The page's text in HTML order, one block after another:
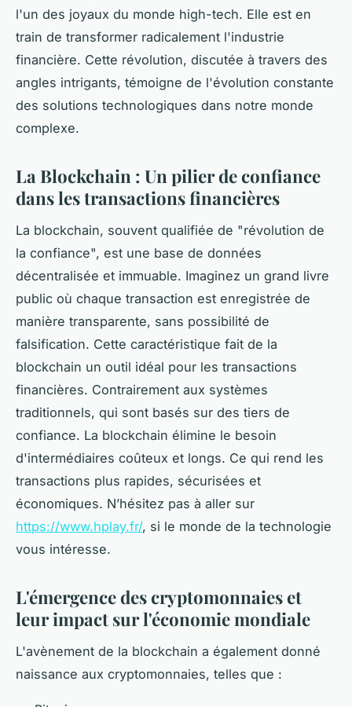
l'un des joyaux du monde high-tech. Elle est en
train de transformer radicalement l'industrie
financière. Cette révolution, discutée à travers des
angles intrigants, témoigne de l'évolution constante
des solutions technologiques dans notre monde
complexe.
La Blockchain : Un pilier de confiance
dans les transactions financières
La blockchain, souvent qualifiée de "révolution de
la confiance", est une base de données
décentralisée et immuable. Imaginez un grand livre
public où chaque transaction est enregistrée de
manière transparente, sans possibilité de
falsification. Cette caractéristique fait de la
blockchain un outil idéal pour les transactions
financières. Contrairement aux systèmes
traditionnels, qui sont basés sur des tiers de
confiance. La blockchain élimine le besoin
d'intermédiaires coûteux et longs. Ce qui rend les
transactions plus rapides, sécurisées et
économiques. N’hésitez pas à aller sur
https://www.hplay.fr/, si le monde de la technologie
vous intéresse.
L'émergence des cryptomonnaies et
leur impact sur l'économie mondiale
L'avènement de la blockchain a également donné
naissance aux cryptomonnaies, telles que :